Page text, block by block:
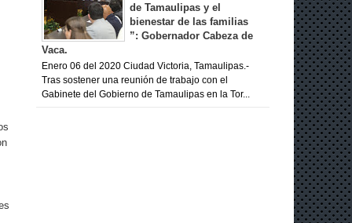
de Tamaulipas y el
bienestar de las familias
”: Gobernador Cabeza de
Vaca.
Enero 06 del 2020 Ciudad Victoria, Tamaulipas.-
Tras sostener una reunión de trabajo con el
Gabinete del Gobierno de Tamaulipas en la Tor...